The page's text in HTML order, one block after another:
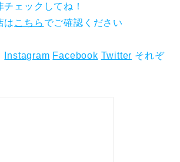
ェックしてね！
は こちら でご確認ください
Instagram Facebook Twitter それぞ